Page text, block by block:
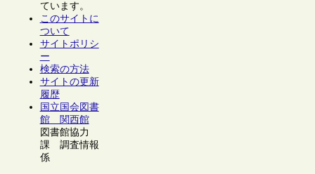
ています。
このサイトに
ついて
サイトポリシ
ー
検索の方法
サイトの更新
履歴
国立国会図書
館 関西館
図書館協力
課 調査情報
係